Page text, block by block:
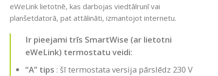
eWeLink lietotnē, kas darbojas viedtālrunī vai
planšetdatorā, pat attālināti, izmantojot internetu.
Ir pieejami trīs SmartWise (ar lietotni
eWeLink) termostatu veidi:
“A” tips : šī termostata versija pārslēdz 230 V